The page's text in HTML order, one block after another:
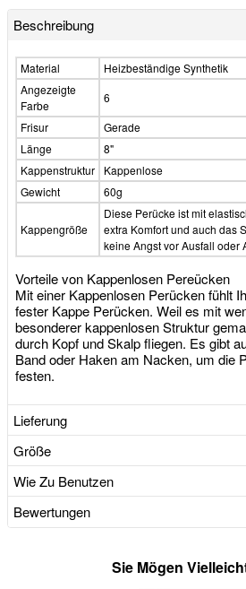
Beschreibung
Material
Heizbeständige Synthetik
Angezeigte
Farbe
6
Frisur
Gerade
Länge
8"
Kappenstruktur
Kappenlose
Gewicht
60g
Kappengröße
Diese Perücke ist mit
extra Komfort und auch das
keine Angst vor Ausfall oder
Vorteile von Kappenlosen Pereücken
Mit einer Kappenlosen Perücken fühlt
fester Kappe Perücken. Weil es mit
besonderer kappenlosen Struktur
durch Kopf und Skalp fliegen. Es gibt
Band oder Haken am Nacken, um die
festen.
Lieferung
Größe
Wie Zu Benutzen
Bewertungen
Sie Mögen